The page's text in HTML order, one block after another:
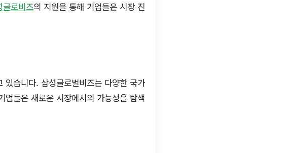
글로비즈의 지원을 통해 기업들은 시장 진
습니다. 삼성글로벌비즈는 다양한 국가
들은 새로운 시장에서의 가능성을 탐색